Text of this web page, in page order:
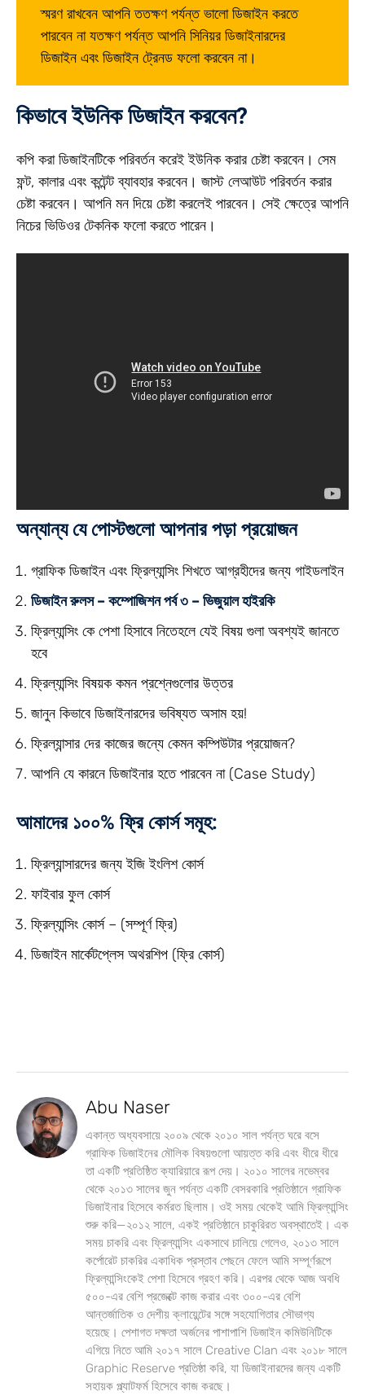
স্মরণ রাখবেন আপনি ততক্ষণ পর্যন্ত ভালো ডিজাইন করতে
পারবেন না যতক্ষণ পর্যন্ত আপনি সিনিয়র ডিজাইনারদের
ডিজাইন এবং ডিজাইন ট্রেনড ফলো করবেন না।
কিভাবে ইউনিক ডিজাইন করবেন?
কপি করা ডিজাইনটিকে পরিবর্তন করেই ইউনিক করার চেষ্টা করবেন। সেম
ফন্ট, কালার এবং কন্টেন্ট ব্যাবহার করবেন। জাস্ট লেআউট পরিবর্তন করার
চেষ্টা করবেন। আপনি মন দিয়ে চেষ্টা করলেই পারবেন। সেই ক্ষেত্রে আপনি
নিচের ভিডিওর টেকনিক ফলো করতে পারেন।
অন্যান্য যে পোস্টগুলো আপনার পড়া প্রয়োজন
গ্রাফিক ডিজাইন এবং ফ্রিল্যান্সিং শিখতে আগ্রহীদের জন্য গাইডলাইন
ডিজাইন রুলস – কম্পোজিশন পর্ব ৩ – ভিজুয়াল হাইরকি
ফ্রিল্যান্সিং কে পেশা হিসাবে নিতেহলে যেই বিষয় গুলা অবশ্যই জানতে
হবে
ফ্রিল্যান্সিং বিষয়ক কমন প্রশ্নেগুলোর উত্তর
জানুন কিভাবে ডিজাইনারদের ভবিষ্যত অসাম হয়!
ফ্রিল্যান্সার দের কাজের জন্যে কেমন কম্পিউটার প্রয়োজন?
আপনি যে কারনে ডিজাইনার হতে পারবেন না (Case Study)
আমাদের ১০০% ফ্রি কোর্স সমূহ:
ফ্রিল্যান্সারদের জন্য ইজি ইংলিশ কোর্স
ফাইবার ফুল কোর্স
ফ্রিল্যান্সিং কোর্স – (সম্পূর্ণ ফ্রি)
ডিজাইন মার্কেটপ্লেস অথরশিপ (ফ্রি কোর্স)
Abu Naser
একান্ত অধ্যবসায়ে ২০০৯ থেকে ২০১০ সাল পর্যন্ত ঘরে বসে
গ্রাফিক ডিজাইনের মৌলিক বিষয়গুলো আয়ত্ত করি এবং ধীরে ধীরে
তা একটি প্রতিষ্ঠিত ক্যারিয়ারে রূপ দেয়। ২০১০ সালের নভেম্বর
থেকে ২০১৩ সালের জুন পর্যন্ত একটি বেসরকারি প্রতিষ্ঠানে গ্রাফিক
ডিজাইনার হিসেবে কর্মরত ছিলাম। ওই সময় থেকেই আমি ফ্রিল্যান্সিং
শুরু করি—২০১২ সালে, একই প্রতিষ্ঠানে চাকুরিরত অবস্থাতেই। এক
সময় চাকরি এবং ফ্রিল্যান্সিং একসাথে চালিয়ে গেলেও, ২০১৩ সালে
কর্পোরেট চাকরির একাধিক প্রস্তাব পেছনে ফেলে আমি সম্পূর্ণরূপে
ফ্রিল্যান্সিংকেই পেশা হিসেবে গ্রহণ করি। এরপর থেকে আজ অবধি
৫০০-এর বেশি প্রজেক্টে কাজ করার এবং ৩০০-এর বেশি
আন্তর্জাতিক ও দেশীয় ক্লায়েন্টের সঙ্গে সহযোগিতার সৌভাগ্য
হয়েছে। পেশাগত দক্ষতা অর্জনের পাশাপাশি ডিজাইন কমিউনিটিকে
এগিয়ে নিতে আমি ২০১৭ সালে Creative Clan এবং ২০১৮ সালে
Graphic Reserve প্রতিষ্ঠা করি, যা ডিজাইনারদের জন্য একটি
সহায়ক প্ল্যাটফর্ম হিসেবে কাজ করছে।